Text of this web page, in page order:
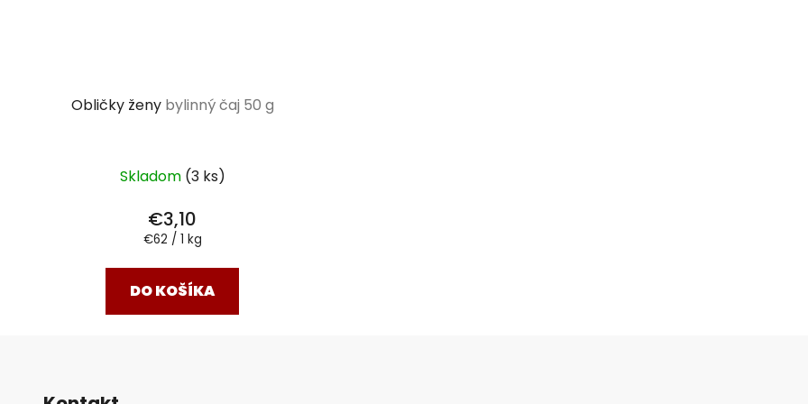
Obličky ženy bylinný čaj 50 g
Skladom (3 ks)
€3,10
Jednotková
€62 / 1 kg
DO KOŠÍKA